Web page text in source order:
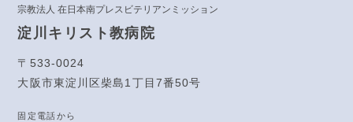
宗教法人 在日本南プレスビテリアンミッション
淀川キリスト教病院
〒533-0024
大阪市東淀川区柴島1丁目7番50号
固定電話から